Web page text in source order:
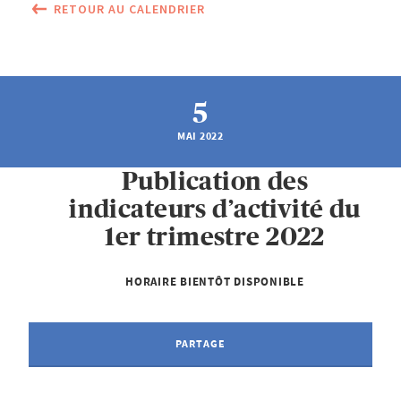
RETOUR AU CALENDRIER
5
MAI 2022
Publication des
indicateurs d’activité du
1er trimestre 2022
HORAIRE BIENTÔT DISPONIBLE
PARTAGE